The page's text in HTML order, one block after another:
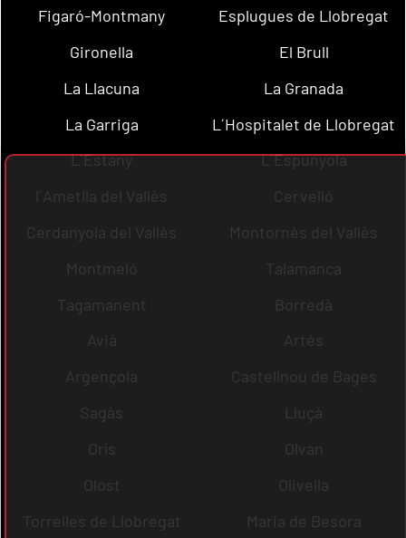
Figaró-Montmany
Esplugues de Llobregat
Gironella
El Brull
La Llacuna
La Granada
La Garriga
L´Hospitalet de Llobregat
L´Estany
L´Espunyola
l´Ametlla del Vallès
Cervelló
Cerdanyola del Vallès
Montornès del Vallès
Montmeló
Talamanca
Tagamanent
Borredà
Avià
Artés
Argençola
Castellnou de Bages
Sagàs
Lluçà
Orís
Olvan
Olost
Olivella
Torrelles de Llobregat
Maria de Besora